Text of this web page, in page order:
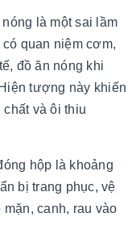
là một sai lầm
quan niệm cơm,
đồ ăn nóng khi
tượng này khiến
và ôi thiu
hộp là khoảng
bị trang phục, vệ
canh, rau vào